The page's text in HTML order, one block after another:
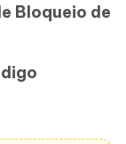
Bloqueio de